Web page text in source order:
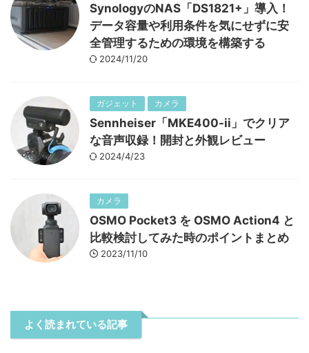
SynologyのNAS「DS1821+」導入！
データ容量や利用条件を気にせずに安
全管理するための環境を構築する
2024/11/20
ガジェット カメラ
Sennheiser「MKE400-ii」でクリア
な音声収録！開封と外観レビュー
2024/4/23
カメラ
OSMO Pocket3 を OSMO Action4 と
比較検討してみた時のポイントまとめ
2023/11/10
よく読まれている記事